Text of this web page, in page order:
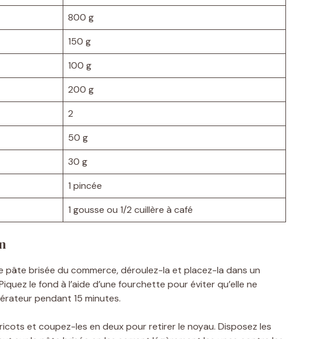
800 g
150 g
100 g
200 g
2
50 g
30 g
1 pincée
1 gousse ou 1/2 cuillère à café
pâte brisée du commerce, déroulez-la et placez-la dans un
le fond à l’aide d’une fourchette pour éviter qu’elle ne
pendant 15 minutes.
et coupez-les en deux pour retirer le noyau. Disposez les